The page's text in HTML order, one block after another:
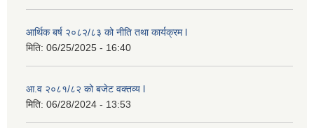
आर्थिक बर्ष २०८२/८३ को नीति तथा कार्यक्रम l
मिति: 06/25/2025 - 16:40
आ.व २०८१/८२ को बजेट वक्तव्य l
मिति: 06/28/2024 - 13:53